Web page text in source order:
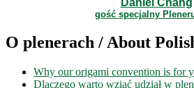
Daniel Chang
gość specjalny
O plenerach / About
Why our origami convention is for
Dlaczego warto wziąć udział w